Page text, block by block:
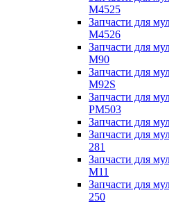
M4525
Запчасти для
M4526
Запчасти для
M90
Запчасти для
M92S
Запчасти для
PM503
Запчасти для
Запчасти для
281
Запчасти для
M11
Запчасти для
250